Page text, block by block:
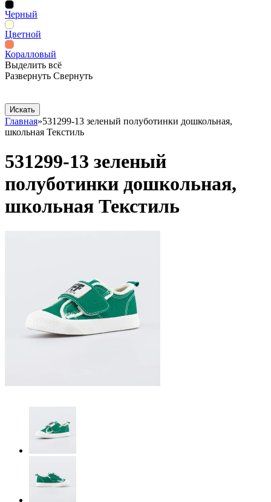
Черный
Цветной
Коралловый
Выделить всё
Развернуть Свернуть
Главная»531299-13 зеленый полуботинки дошкольная,
школьная Текстиль
531299-13 зеленый
полуботинки дошкольная,
школьная Текстиль